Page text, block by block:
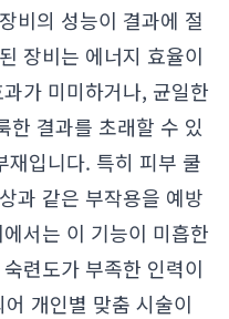
비의 성능이 결과에 절
장비는 에너지 효율이
가 미미하거나, 균일한
한 결과를 초래할 수 있
재입니다. 특히 피부 쿨
과 같은 부작용을 예방
서는 이 기능이 미흡한
련도가 부족한 인력이
개인별 맞춤 시술이